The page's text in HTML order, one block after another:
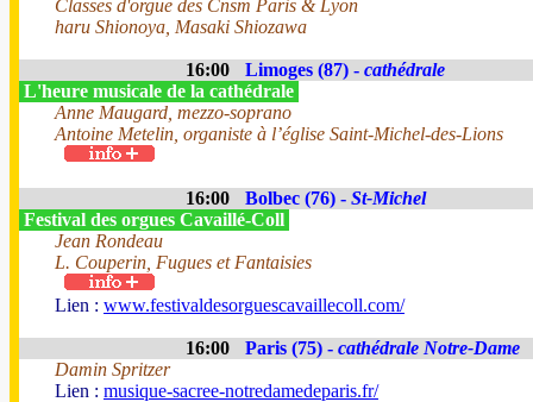
Classes d'orgue des Cnsm Paris & Lyon
haru Shionoya, Masaki Shiozawa
16:00 Limoges (87) - cathédrale
L'heure musicale de la cathédrale
Anne Maugard, mezzo-soprano
Antoine Metelin, organiste à l’église Saint-Michel-des-Lions
16:00 Bolbec (76) - St-Michel
Festival des orgues Cavaillé-Coll
Jean Rondeau
L. Couperin, Fugues et Fantaisies
Lien : www.festivaldesorguescavaillecoll.com/
16:00 Paris (75) - cathédrale Notre-Dame
Damin Spritzer
Lien : musique-sacree-notredamedeparis.fr/